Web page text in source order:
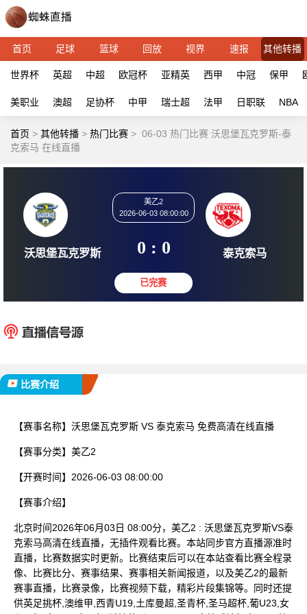
首页 足球 篮球 回放 视界 速报 其他转播
世界杯 英超 中超 欧冠杯 亚精英 西甲 中冠 保甲
美职业 澳超 足协杯 中甲 瑞士超 法甲 日职联 NBA
首页 > 其他转播 > 热门比赛 > 06-03 热门比赛 沃思堡瓦克罗斯-泰
克索马 在线直播
2026-06-03 08:00:00
0 : 0
比赛介绍
【赛事名称】 沃思堡瓦克罗斯 VS 泰克索马 免费高清在线直播
【赛事分类】 美乙2
【开赛时间】 2026-06-03 08:00:00
【赛事介绍】
北京时间2026年06月03日 08:00分，美乙2 : 沃思堡瓦克罗斯VS泰
克索马高清在线直播，无插件观看比赛。本站同步官方直播源准时
直播，比赛数据实时更新。比赛结束后可以在本站查看比赛全程录
像、比赛比分、赛事结果、赛事相关新闻报道，以及美乙2的最新
赛事直播，比赛录像，比赛视频下载，精彩片段集锦等。同时还提
供英足挑杯,澳维甲,西青U19,土库曼超,圣青杯,圣马超杯,葡U23,女